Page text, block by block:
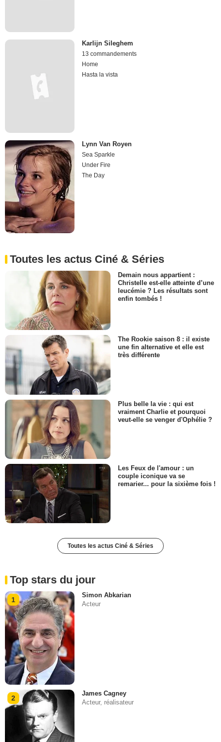
Karlijn Sileghem
13 commandements
Home
Hasta la vista
Lynn Van Royen
Sea Sparkle
Under Fire
The Day
Toutes les actus Ciné & Séries
Demain nous appartient :
Christelle est-elle atteinte d’une
leucémie ? Les résultats sont
enfin tombés !
The Rookie saison 8 : il existe
une fin alternative et elle est
très différente
Plus belle la vie : qui est
vraiment Charlie et pourquoi
veut-elle se venger d'Ophélie ?
Les Feux de l'amour : un
couple iconique va se
remarier... pour la sixième fois !
Toutes les actus Ciné & Séries
Top stars du jour
1
Simon Abkarian
Acteur
2
James Cagney
Acteur, réalisateur